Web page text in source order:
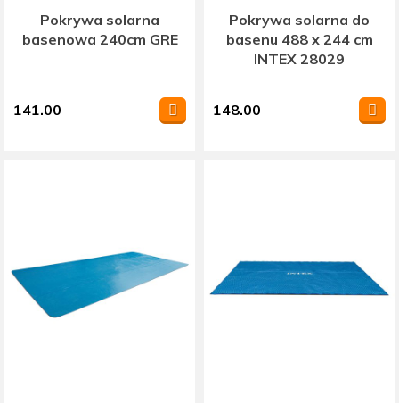
Pokrywa solarna
basenowa 240cm GRE
141.00
Pokrywa solarna do
basenu 488 x 244 cm
INTEX 28029
148.00